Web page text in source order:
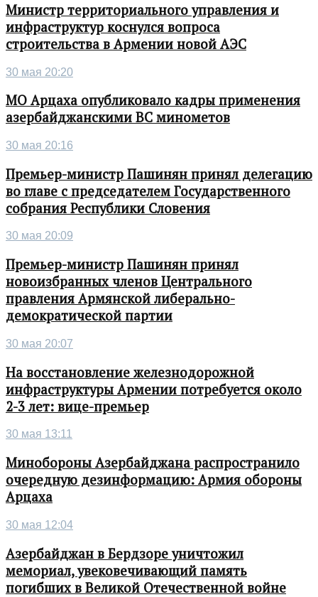
Министр территориального управления и
инфраструктур коснулся вопроса
строительства в Армении новой АЭС
30 мая 20:20
МО Арцаха опубликовало кадры применения
азербайджанскими ВС минометов
30 мая 20:16
Премьер-министр Пашинян принял делегацию
во главе с председателем Государственного
собрания Республики Словения
30 мая 20:09
Премьер-министр Пашинян принял
новоизбранных членов Центрального
правления Армянской либерально-
демократической партии
30 мая 20:07
На восстановление железнодорожной
инфраструктуры Армении потребуется около
2-3 лет: вице-премьер
30 мая 13:11
Минобороны Азербайджана распространило
очередную дезинформацию: Армия обороны
Арцаха
30 мая 12:04
Азербайджан в Бердзоре уничтожил
мемориал, увековечивающий память
погибших в Великой Отечественной войне